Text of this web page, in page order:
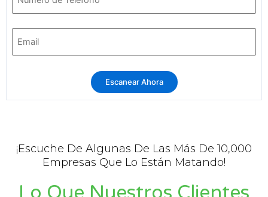
¡Escuche De Algunas De Las Más De 10,000
Empresas Que Lo Están Matando!